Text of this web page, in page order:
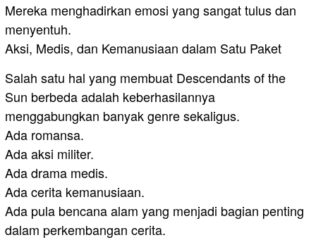
Mereka menghadirkan emosi yang sangat tulus dan
menyentuh.
Aksi, Medis, dan Kemanusiaan dalam Satu Paket
Salah satu hal yang membuat Descendants of the
Sun berbeda adalah keberhasilannya
menggabungkan banyak genre sekaligus.
Ada romansa.
Ada aksi militer.
Ada drama medis.
Ada cerita kemanusiaan.
Ada pula bencana alam yang menjadi bagian penting
dalam perkembangan cerita.